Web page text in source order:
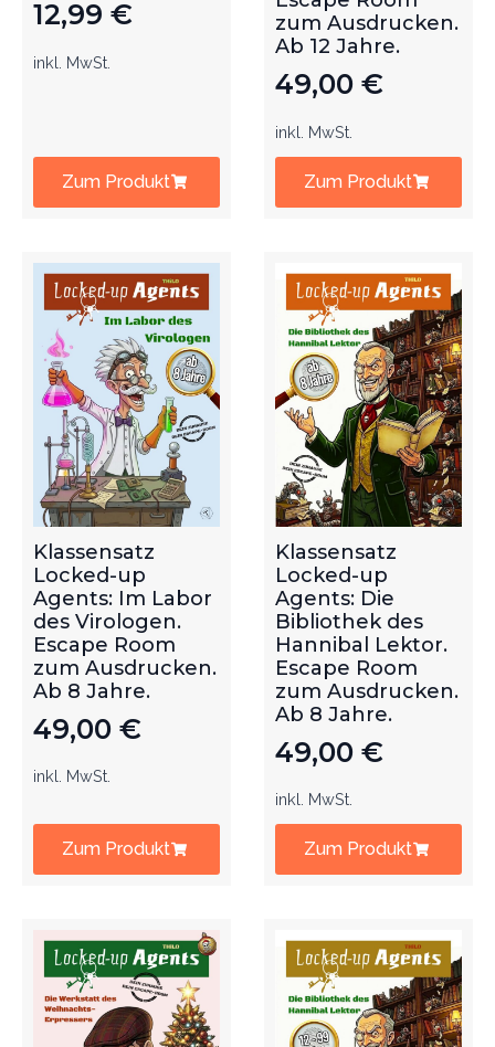
12,99 €
inkl. MwSt.
Zum Produkt
zum Ausdrucken.
Ab 12 Jahre.
49,00 €
inkl. MwSt.
Zum Produkt
Klassensatz
Locked-up
Agents: Im Labor
des Virologen.
Escape Room
zum Ausdrucken.
Ab 8 Jahre.
49,00 €
inkl. MwSt.
Zum Produkt
Klassensatz
Locked-up
Agents: Die
Bibliothek des
Hannibal Lektor.
Escape Room
zum Ausdrucken.
Ab 8 Jahre.
49,00 €
inkl. MwSt.
Zum Produkt